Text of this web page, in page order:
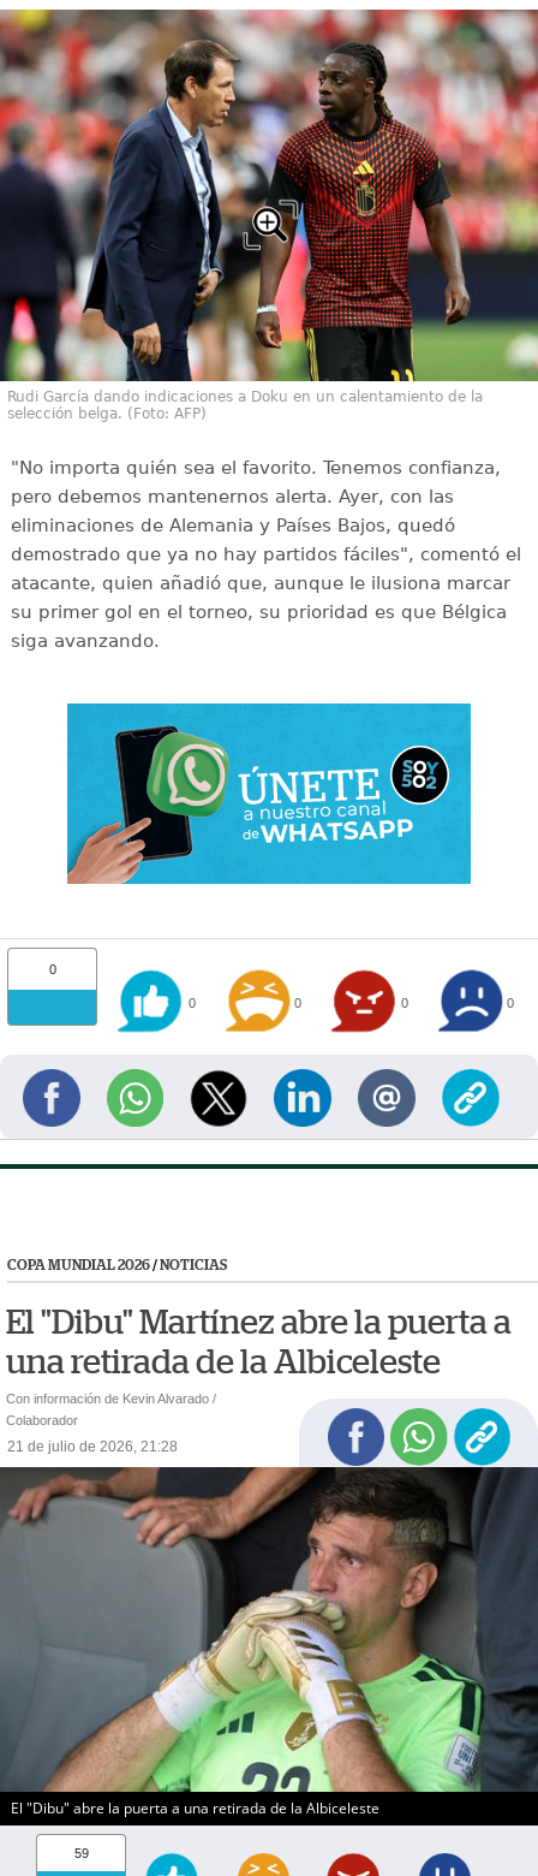
Rudi García dando indicaciones a Doku en un calentamiento de la
selección belga. (Foto: AFP)
"No importa quién sea el favorito. Tenemos confianza,
pero debemos mantenernos alerta. Ayer, con las
eliminaciones de Alemania y Países Bajos, quedó
demostrado que ya no hay partidos fáciles", comentó el
atacante, quien añadió que, aunque le ilusiona marcar
su primer gol en el torneo, su prioridad es que Bélgica
siga avanzando.
0
0 0 0 0
COPA MUNDIAL 2026/NOTICIAS
El "Dibu" Martínez abre la puerta a
una retirada de la Albiceleste
Con información de Kevin Alvarado /
Colaborador
21 de julio de 2026, 21:28
El "Dibu" abre la puerta a una retirada de la Albiceleste
59